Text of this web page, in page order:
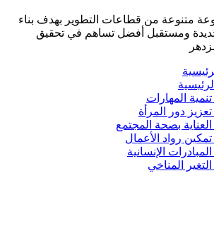
متنوعة من قطاعات التطوير بهدف بناء
ومستقبل أفضل تساهم في تحقيق
تنمية المهارات
تعزيز دور المرأة
العناية بصحة المجتمع
تمكين رواد الأعمال
المبادرات الإنسانية
التغير المناخي